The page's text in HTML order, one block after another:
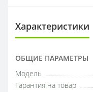
Характеристики
ОБЩИЕ ПАРАМЕТРЫ
Модель
Гарантия на товар